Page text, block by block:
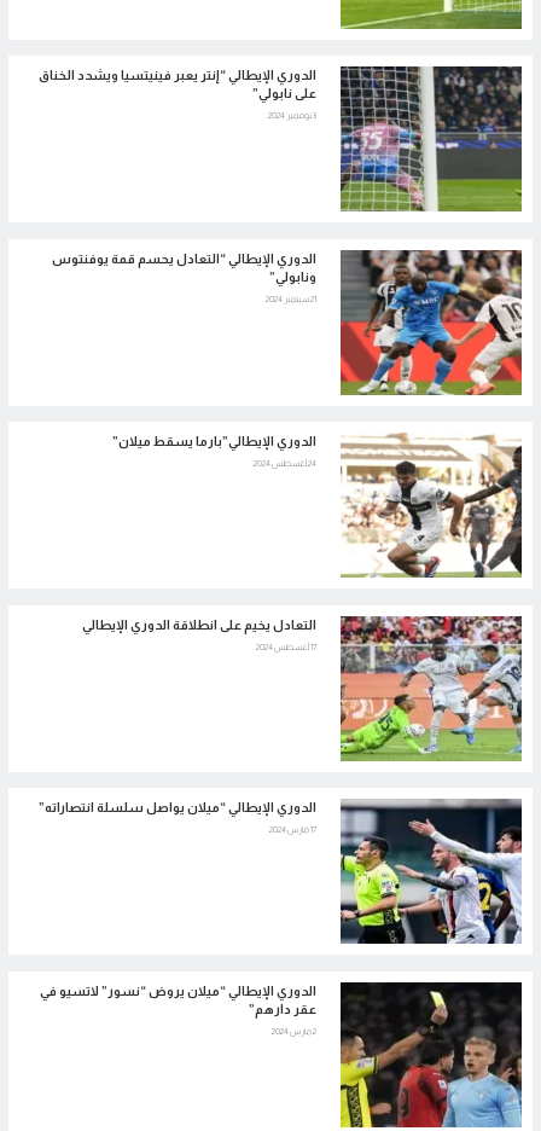
الدوري الإيطالي “إنتر يعبر فينيتسيا ويشدد الخناق
على نابولي”
3 نوفمبر 2024
الدوري الإيطالي “التعادل يحسم قمة يوفنتوس
ونابولي”
21 سبتمبر 2024
الدوري الإيطالي”بارما يسقط ميلان”
24 أغسطس 2024
التعادل يخيم على انطلاقة الدوري الإيطالي
17 أغسطس 2024
الدوري الإيطالي “ميلان يواصل سلسلة انتصاراته”
17 مارس 2024
الدوري الإيطالي “ميلان يروض “نسور” لاتسيو في
عقر دارهم”
2 مارس 2024